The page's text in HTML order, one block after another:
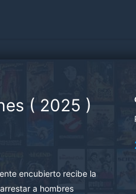
( 2025 )
encubierto recibe la
a hombres